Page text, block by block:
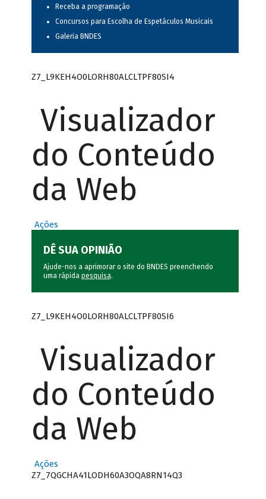
Receba a programação
Concursos para Escolha de Espetáculos Musicais
Galeria BNDES
Z7_L9KEH4O0LORH80ALCLTPF80SI4
Visualizador
do Conteúdo
da Web
Ações
DÊ SUA OPINIÃO
Ajude-nos a aprimorar o site do BNDES preenchendo
uma rápida pesquisa.
Z7_L9KEH4O0LORH80ALCLTPF80SI6
Visualizador
do Conteúdo
da Web
Ações
Z7_7QGCHA41LODH60A3OQA8RN14Q3